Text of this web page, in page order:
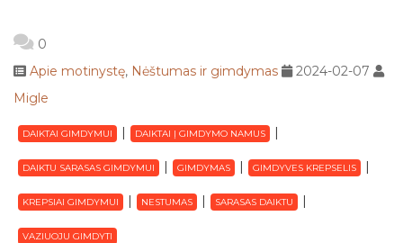
0
Apie motinystę, Nėštumas ir gimdymas
2024-02-07
Migle
DAIKTAI GIMDYMUI DAIKTAI Į GIMDYMO NAMUS
DAIKTU SARASAS GIMDYMUI GIMDYMAS GIMDYVES KREPSELIS
KREPSIAI GIMDYMUI NESTUMAS SARASAS DAIKTU
VAZIUOJU GIMDYTI